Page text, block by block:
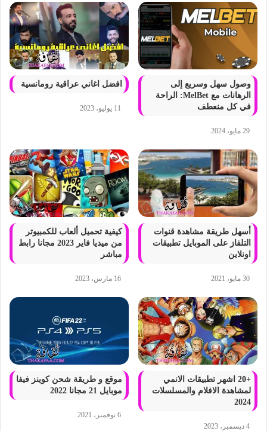
وصول سهل وسريع إلى
الرهانات مع MelBet: الراحة
في كل منعطف
29 مايو، 2024
افضل اغاني عراقية رومانسية
11 يوليو، 2023
أسهل طريقة مشاهدة قنوات
التلفاز على الموبايل تطبيقات
اونلاين
30 مايو، 2021
كيفية تحميل ألعاب للكمبيوتر
من ميديا فاير 2023 مجانا رابط
مباشر
16 مارس، 2023
+20 اشهر تطبيقات الانمي
لمشاهدة الافلام والمسلسلات
2024
4 ديسمبر، 2023
موقع و طريقة شحن كوينز فيفا
موبايل 21 مجانا 2022
6 نوفمبر، 2021